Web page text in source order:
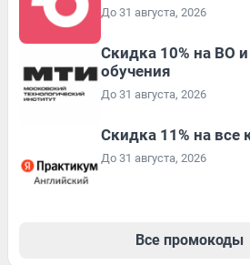
До 31 августа, 2026
Скидка 10% на ВО
обучения
До 31 августа, 2026
Скидка 11% на все
До 31 августа, 2026
Все промокоды